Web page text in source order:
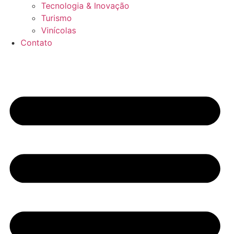
Tecnologia & Inovação
Turismo
Vinícolas
Contato